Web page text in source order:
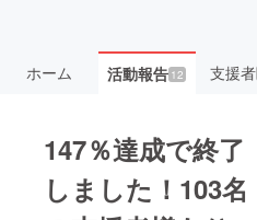
ホーム 活動報告12 支援者
147％達成で終了
しました！103名